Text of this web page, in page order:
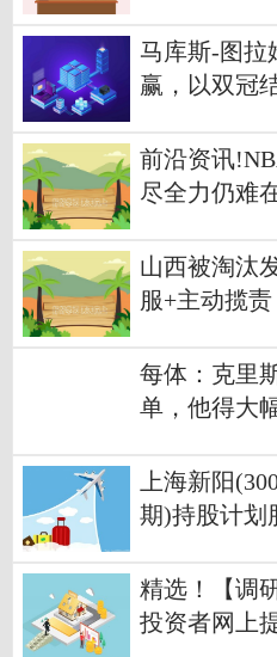
马库斯-图拉
赢，以双冠
前沿资讯
尽全力仍难
山西被淘汰
服+主动揽
每体：克里
单，他得大
上海新阳
期)持股计划
精选！【调
投资者网上